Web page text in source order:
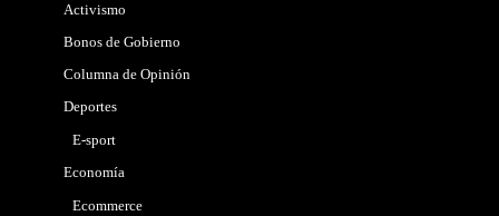
Activismo
Bonos de Gobierno
Columna de Opinión
Deportes
E-sport
Economía
Ecommerce